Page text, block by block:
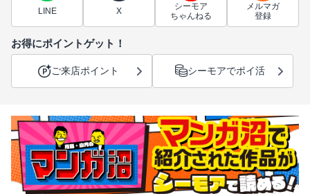
LINE X
シーモア
ちゃんねる
メルマガ
登録
お得にポイントゲット！
ご来店ポイント シーモアでポイ活